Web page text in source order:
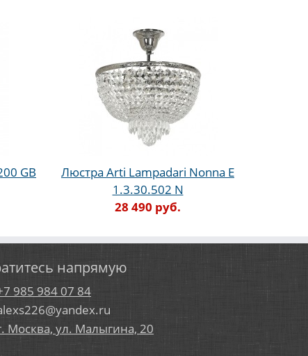
GB
Люстра Arti Lampadari Nonna E
1.3.30.502 N
28 490 руб.
напрямую
985 984 07 84
Москва, ул. Малыгина, 20